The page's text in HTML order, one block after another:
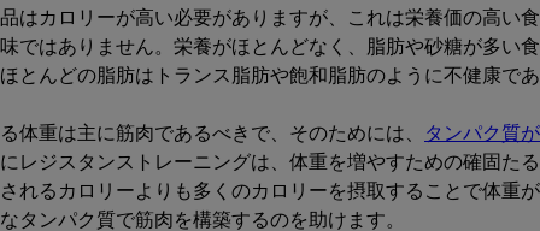
はカロリーが高い必要がありますが、これは栄養価の高い
ではありません。栄養がほとんどなく、脂肪や砂糖が多い
とんどの脂肪はトランス脂肪や飽和脂肪のように不健康で
体重は主に筋肉であるべきで、そのためには、 タンパク質
レジスタンストレーニングは、体重を増やすための確固た
れるカロリーよりも多くのカロリーを摂取することで体重
タンパク質で筋肉を構築するのを助けます。